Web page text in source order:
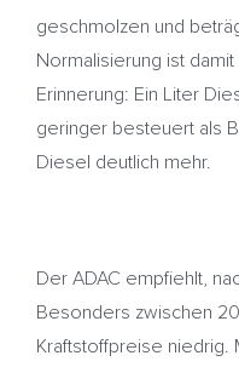
geschmolzen und
Normalisierung ist
Erinnerung: Ein Liter
geringer besteuert als
Diesel deutlich mehr.
Der ADAC empfiehlt,
Besonders zwischen
Kraftstoffpreise niedrig.